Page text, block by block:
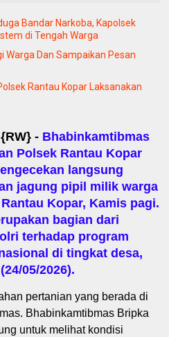
Bandar Narkoba, Kapolsek
di Tengah Warga
Dan Sampaikan Pesan
Rantau Kopar Laksanakan
- Bhabinkamtibmas
Polsek Rantau Kopar
langsung
jagung pipil milik warga
Kopar, Kamis pagi.
bagian dari
terhadap program
di tingkat desa,
05/2026).
pertanian yang berada di
Bhabinkamtibmas Bripka
untuk melihat kondisi